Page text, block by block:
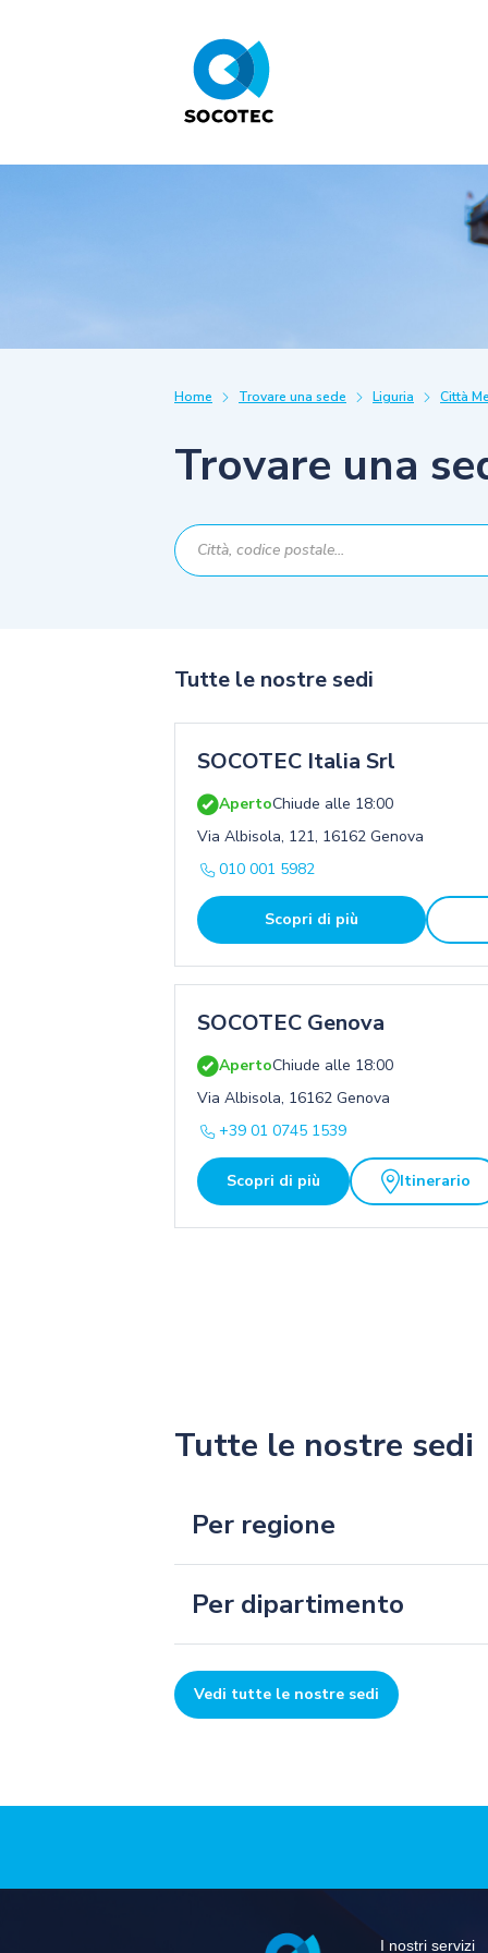
Home Trovare una sede Liguria Città
Trovare una
Tutte le nostre sedi
SOCOTEC Italia Srl
ApertoChiude alle 18:00
Via Albisola, 121, 16162 Genova
010 001 5982
Scopri di più
SOCOTEC Genova
ApertoChiude alle 18:00
Via Albisola, 16162 Genova
+39 01 0745 1539
Scopri di più Itinerario
Tutte le nostre sedi
Per regione
Per dipartimento
Vedi tutte le nostre sedi
Pied I nostri servizi